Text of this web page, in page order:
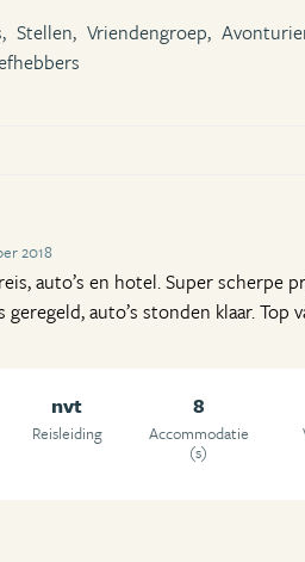
Stellen, Vriendengroep,
2018
auto’s en hotel. Super scherpe
auto’s stonden klaar. Top
nvt
Reisleiding
8
Accommodatie
(s)